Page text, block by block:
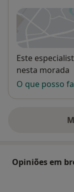
Este
nesta morada
O que posso
Opiniões em